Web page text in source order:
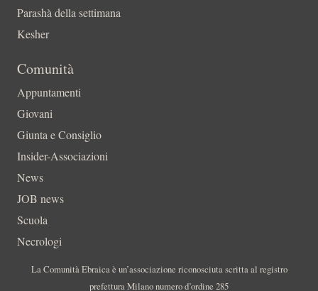
Parashà della settimana
Kesher
Comunità
Appuntamenti
Giovani
Giunta e Consiglio
Insider-Associazioni
News
JOB news
Scuola
Necrologi
La Comunità Ebraica è un’associazione riconosciuta scritta al registro
prefettura Milano numero d’ordine 285